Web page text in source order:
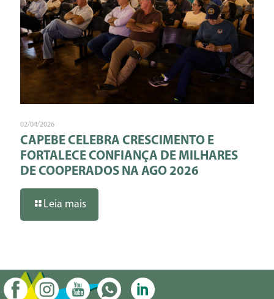
02/04/2026
CAPEBE CELEBRA CRESCIMENTO E
FORTALECE CONFIANÇA DE MILHARES
DE COOPERADOS NA AGO 2026
Leia mais